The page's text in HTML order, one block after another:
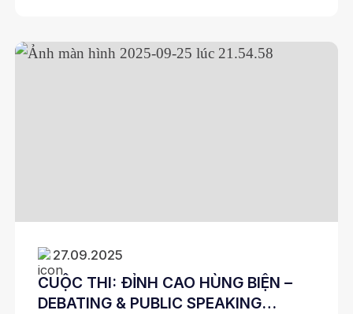
27.09.2025
CUỘC THI: ĐỈNH CAO HÙNG BIỆN –
DEBATING & PUBLIC SPEAKING